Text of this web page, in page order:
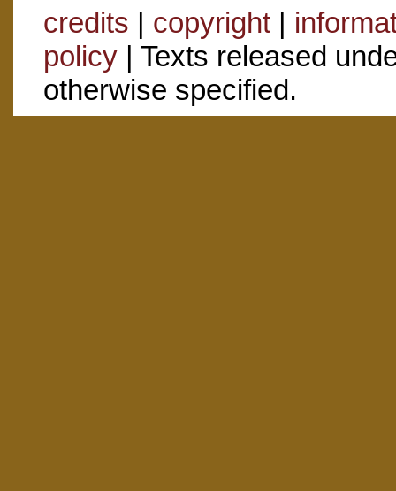
credits | copyright|
policy| Texts released
otherwise specified.